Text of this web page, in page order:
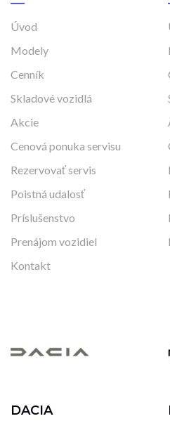
Úvod
Modely
Cenník
Skladové vozidlá
Akcie
Cenová ponuka servisu
Rezervovať servis
Poistná udalosť
Príslušenstvo
Prenájom vozidiel
Kontakt
DACIA